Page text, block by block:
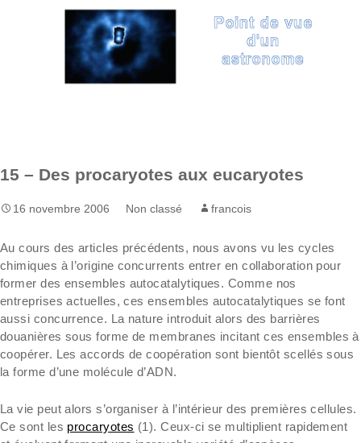
15 – Des procaryotes aux eucaryotes
16 novembre 2006 Non classé francois
Au cours des articles précédents, nous avons vu les cycles
chimiques à l’origine concurrents entrer en collaboration pour
former des ensembles autocatalytiques. Comme nos
entreprises actuelles, ces ensembles autocatalytiques se font
aussi concurrence. La nature introduit alors des barrières
douanières sous forme de membranes incitant ces ensembles à
coopérer. Les accords de coopération sont bientôt scellés sous
la forme d’une molécule d’ADN.
La vie peut alors s’organiser à l’intérieur des premières cellules.
Ce sont les procaryotes (1). Ceux-ci se multiplient rapidement